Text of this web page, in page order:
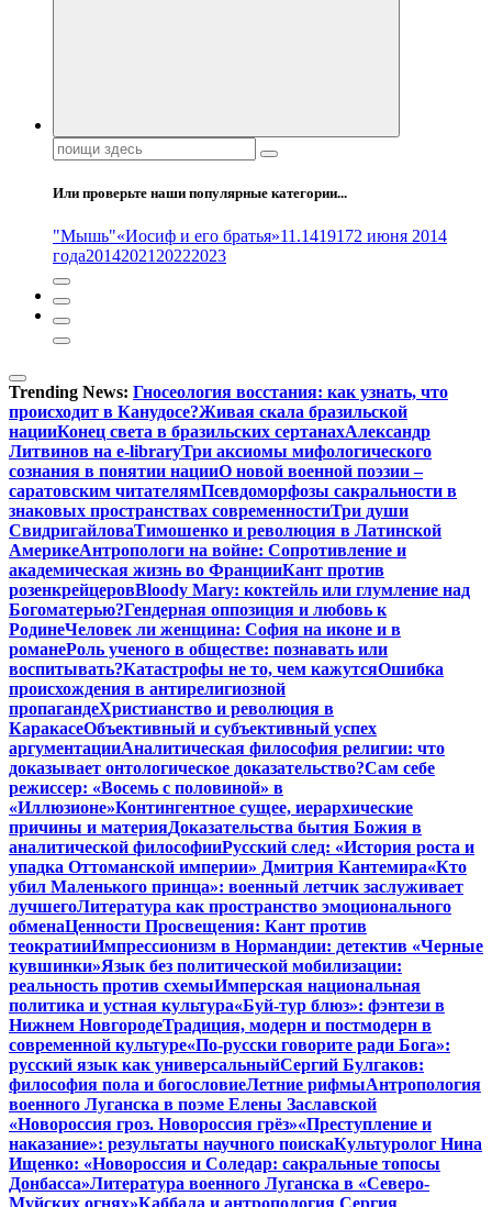
Поиск:
Или проверьте наши популярные категории...
"Мышь"«Иосиф и его братья»11.1419172 июня 2014
года20142021 20222023
Trending News: Гносеология восстания: как узнать, что
происходит в Канудосе?Живая скала бразильской
нацииКонец света в бразильских сертанахАлександр
Литвинов на e-libraryТри аксиомы мифологического
сознания в понятии нацииО новой военной поэзии –
саратовским читателямПсевдоморфозы сакральности в
знаковых пространствах современностиТри души
СвидригайловаТимошенко и революция в Латинской
АмерикеАнтропологи на войне: Сопротивление и
академическая жизнь во ФранцииКант против
розенкрейцеровBloody Mary: коктейль или глумление над
Богоматерью?Гендерная оппозиция и любовь к
РодинеЧеловек ли женщина: София на иконе и в
романеРоль ученого в обществе: познавать или
воспитывать?Катастрофы не то, чем кажутсяОшибка
происхождения в антирелигиозной
пропагандеХристианство и революция в
КаракасеОбъективный и субъективный успех
аргументацииАналитическая философия религии: что
доказывает онтологическое доказательство?Сам себе
режиссер: «Восемь с половиной» в
«Иллюзионе»Контингентное сущее, иерархические
причины и материяДоказательства бытия Божия в
аналитической философииРусский след: «История роста и
упадка Оттоманской империи» Дмитрия Кантемира«Кто
убил Маленького принца»: военный летчик заслуживает
лучшегоЛитература как пространство эмоционального
обменаЦенности Просвещения: Кант против
теократииИмпрессионизм в Нормандии: детектив «Черные
кувшинки»Язык без политической мобилизации:
реальность против схемыИмперская национальная
политика и устная культура«Буй-тур блюз»: фэнтези в
Нижнем НовгородеТрадиция, модерн и постмодерн в
современной культуре«По-русски говорите ради Бога»:
русский язык как универсальныйСергий Булгаков:
философия пола и богословиеЛетние рифмыАнтропология
военного Луганска в поэме Елены Заславской
«Новороссия гроз. Новороссия грёз»«Преступление и
наказание»: результаты научного поискаКультуролог Нина
Ищенко: «Новороссия и Соледар: сакральные топосы
Донбасса»Литература военного Луганска в «Северо-